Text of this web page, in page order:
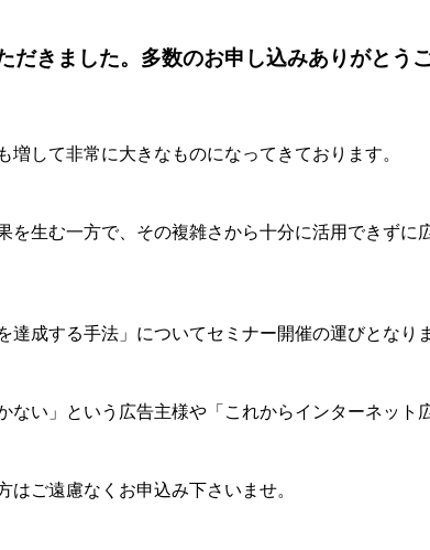
きました。多数のお申し込みありがとうご
して非常に大きなものになってきております。
生む一方で、その複雑さから十分に活用できず
成する手法」についてセミナー開催の運びとなり
ない」という広告主様や「これからインターネッ
ご遠慮なくお申込み下さいませ。